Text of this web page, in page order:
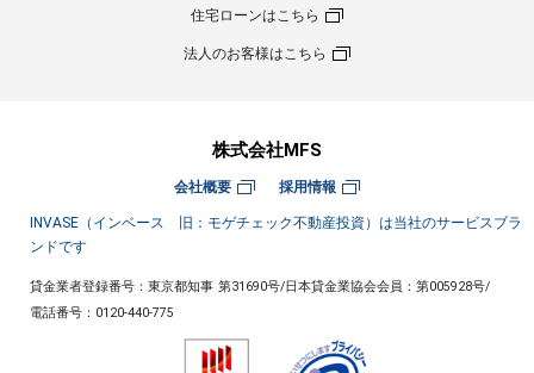
住宅ローンはこちら
法人のお客様はこちら
株式会社MFS
会社概要 採用情報
INVASE（インベース 旧：モゲチェック不動産投資）は当社のサービスブラ
ンドです
貸金業者登録番号：東京都知事 第31690号/日本貸金業協会会員：第005928号/
電話番号： 0120-440-775